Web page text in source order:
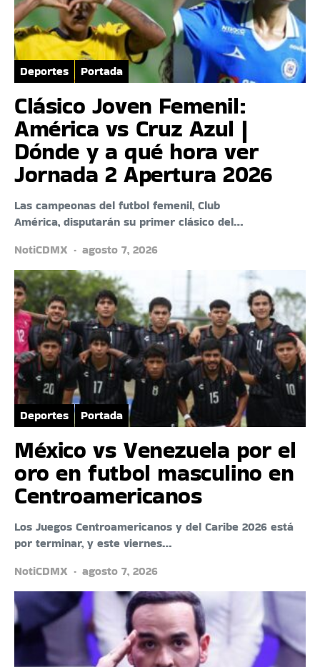
Deportes Portada
Clásico Joven Femenil:
América vs Cruz Azul |
Dónde y a qué hora ver
Jornada 2 Apertura 2026
Las campeonas del futbol femenil, Club
América, disputarán su primer clásico del…
NotiCDMX
agosto 7, 2026
Deportes Portada
México vs Venezuela por el
oro en futbol masculino en
Centroamericanos
Los Juegos Centroamericanos y del Caribe 2026 está
por terminar, y este viernes…
NotiCDMX
agosto 7, 2026